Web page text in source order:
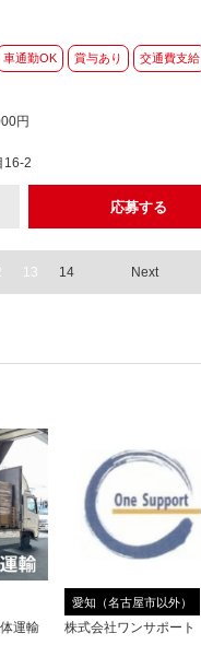
車通勤OK 賞与あり 交通費支給
円
16-2
応募する
13 14 Next
運輸
愛知（名古屋市以外）
株式会社ワンサポート